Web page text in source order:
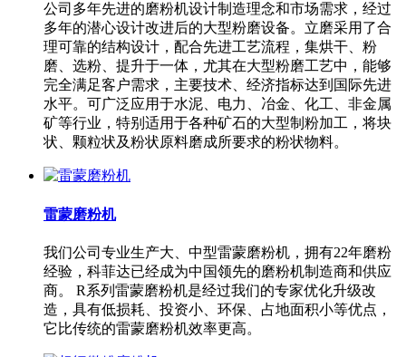
公司多年先进的磨粉机设计制造理念和市场需求，经过
多年的潜心设计改进后的大型粉磨设备。立磨采用了合
理可靠的结构设计，配合先进工艺流程，集烘干、粉
磨、选粉、提升于一体，尤其在大型粉磨工艺中，能够
完全满足客户需求，主要技术、经济指标达到国际先进
水平。可广泛应用于水泥、电力、冶金、化工、非金属
矿等行业，特别适用于各种矿石的大型制粉加工，将块
状、颗粒状及粉状原料磨成所要求的粉状物料。
雷蒙磨粉机
我们公司专业生产大、中型雷蒙磨粉机，拥有22年磨粉
经验，科菲达已经成为中国领先的磨粉机制造商和供应
商。 R系列雷蒙磨粉机是经过我们的专家优化升级改
造，具有低损耗、投资小、环保、占地面积小等优点，
它比传统的雷蒙磨粉机效率更高。